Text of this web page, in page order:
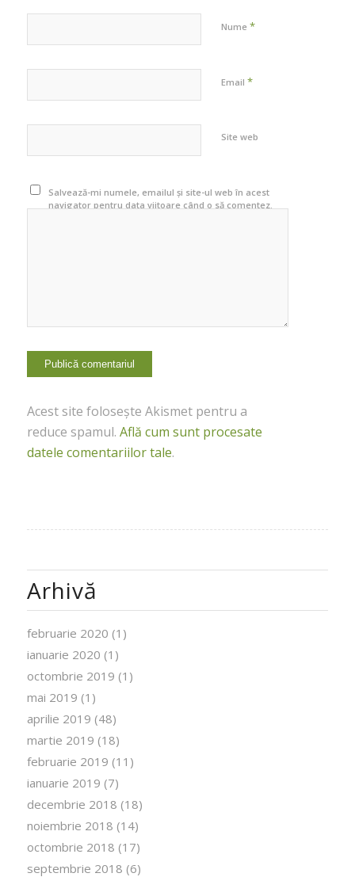
Nume *
Email *
Site web
Salvează-mi numele, emailul și site-ul web în acest
navigator pentru data viitoare când o să comentez.
Acest site folosește Akismet pentru a
reduce spamul. Află cum sunt procesate
datele comentariilor tale.
Arhivă
februarie 2020 (1)
ianuarie 2020 (1)
octombrie 2019 (1)
mai 2019 (1)
aprilie 2019 (48)
martie 2019 (18)
februarie 2019 (11)
ianuarie 2019 (7)
decembrie 2018 (18)
noiembrie 2018 (14)
octombrie 2018 (17)
septembrie 2018 (6)